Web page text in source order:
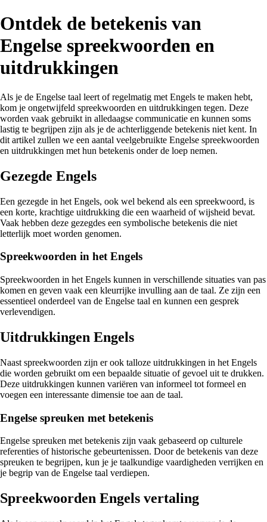
Ontdek de betekenis van
Engelse spreekwoorden en
uitdrukkingen
Als je de Engelse taal leert of regelmatig met Engels te maken hebt,
kom je ongetwijfeld spreekwoorden en uitdrukkingen tegen. Deze
worden vaak gebruikt in alledaagse communicatie en kunnen soms
lastig te begrijpen zijn als je de achterliggende betekenis niet kent. In
dit artikel zullen we een aantal veelgebruikte Engelse spreekwoorden
en uitdrukkingen met hun betekenis onder de loep nemen.
Gezegde Engels
Een gezegde in het Engels, ook wel bekend als een spreekwoord, is
een korte, krachtige uitdrukking die een waarheid of wijsheid bevat.
Vaak hebben deze gezegdes een symbolische betekenis die niet
letterlijk moet worden genomen.
Spreekwoorden in het Engels
Spreekwoorden in het Engels kunnen in verschillende situaties van pas
komen en geven vaak een kleurrijke invulling aan de taal. Ze zijn een
essentieel onderdeel van de Engelse taal en kunnen een gesprek
verlevendigen.
Uitdrukkingen Engels
Naast spreekwoorden zijn er ook talloze uitdrukkingen in het Engels
die worden gebruikt om een bepaalde situatie of gevoel uit te drukken.
Deze uitdrukkingen kunnen variëren van informeel tot formeel en
voegen een interessante dimensie toe aan de taal.
Engelse spreuken met betekenis
Engelse spreuken met betekenis zijn vaak gebaseerd op culturele
referenties of historische gebeurtenissen. Door de betekenis van deze
spreuken te begrijpen, kun je je taalkundige vaardigheden verrijken en
je begrip van de Engelse taal verdiepen.
Spreekwoorden Engels vertaling